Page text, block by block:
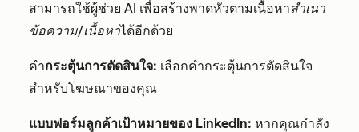
สามารถใช้ผู้ช่วย AI เพื่อสร้างพาดหัวตามเนื้อหาสำเนา
ข้อความ/เนื้อหาได้อีกด้วย
คำกระตุ้นการตัดสินใจ: เลือกคำกระตุ้นการตัดสินใจ
สำหรับโฆษณาของคุณ
แบบฟอร์มลูกค้าเป้าหมายของ LinkedIn: หากคุณกำลัง